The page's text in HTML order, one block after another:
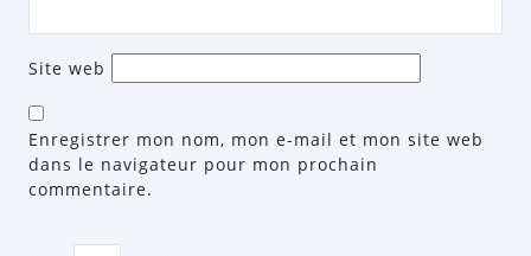
Site web
Enregistrer mon nom, mon e-mail et mon site web
dans le navigateur pour mon prochain
commentaire.